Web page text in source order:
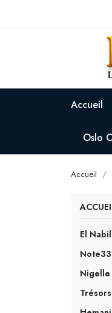
Accueil
Oslo
Accueil
El Nabil
Note33
Nigelle